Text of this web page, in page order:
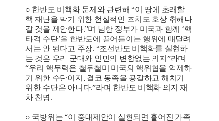
○ 한반도 비핵화 문제와 관련해 “이 땅에 초래할
핵 재난을 막기 위한 현실적인 조치도 호상 취해나
갈 것을 제안한다.”며 남한 정부가 미국과 함께 ‘핵
타격 수단’을 한반도에 끌어들이는 행위에 매달려
서는 안 된다고 주장. “조선반도 비핵화를 실현하
는 것은 우리 군대와 인민의 변함없는 의지”라며
“우리 핵무력은 철두철미 미국의 핵위협을 억제하
기 위한 수단이지, 결코 동족을 공갈하고 해치기
위한 수단은 아니다.”라며 한반도 비핵화 의지 재
차 천명.
○ 국방위는 “이 중대제안이 실현되면 흩어진 가족